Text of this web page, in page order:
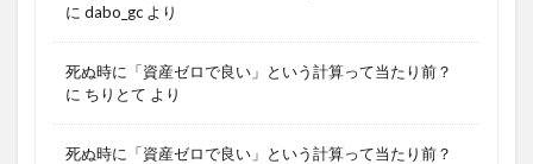
に dabo_gc より
死ぬ時に「資産ゼロで良い」という計算って当たり前？
に ちりとて より
死ぬ時に「資産ゼロで良い」という計算って当たり前？